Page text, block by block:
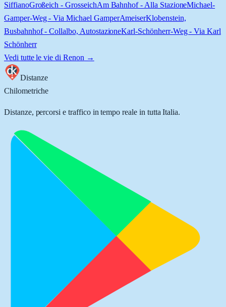
SiffianoGroßeich - GrosseichAm Bahnhof - Alla StazioneMichael-
Gamper-Weg - Via Michael GamperAmeiserKlobenstein,
Busbahnhof - Collalbo, AutostazioneKarl-Schönherr-Weg - Via Karl
Schönherr
Vedi tutte le vie di Renon →
Distanze
Chilometriche
Distanze, percorsi e traffico in tempo reale in tutta Italia.